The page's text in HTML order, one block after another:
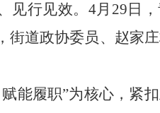
见行见效。 4月 29 日
，街道政协委员、赵家
能履职”为核心，紧